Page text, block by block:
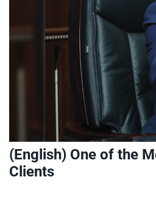
(English) One of the
Clients